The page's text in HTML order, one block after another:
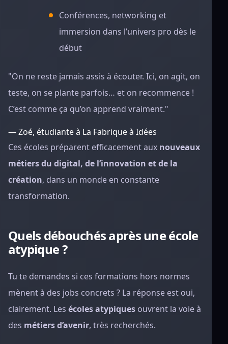
Conférences, networking et
immersion dans l’univers pro dès le
début
"On ne reste jamais assis à écouter. Ici, on agit, on
teste, on se plante parfois… et on recommence !
C’est comme ça qu’on apprend vraiment."
— Zoé, étudiante à La Fabrique à Idées
Ces écoles préparent efficacement aux nouveaux
métiers du digital, de l’innovation et de la
création, dans un monde en constante
transformation.
Quels débouchés après une école
atypique ?
Tu te demandes si ces formations hors normes
mènent à des jobs concrets ? La réponse est oui,
clairement. Les écoles atypiques ouvrent la voie à
des métiers d’avenir, très recherchés.